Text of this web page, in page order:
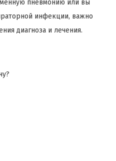
пневмонию или вы
инфекции, важно
диагноза и лечения.